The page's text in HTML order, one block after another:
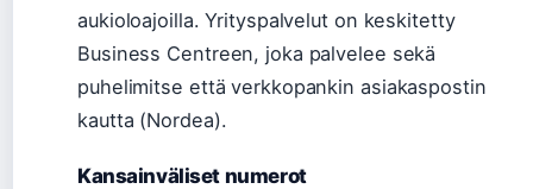
aukioloajoilla. Yrityspalvelut on keskitetty
Business Centreen, joka palvelee sekä
puhelimitse että verkkopankin asiakaspostin
kautta (Nordea).
Kansainväliset numerot